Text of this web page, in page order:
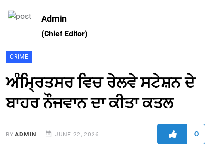
Admin
(Chief Editor)
CRIME
ਅੰਮ੍ਰਿਤਸਰ ਵਿਚ ਰੇਲਵੇ ਸਟੇਸ਼ਨ ਦੇ
ਬਾਹਰ ਨੌਜਵਾਨ ਦਾ ਕੀਤਾ ਕਤਲ
BYADMIN JUNE 22, 2026 0